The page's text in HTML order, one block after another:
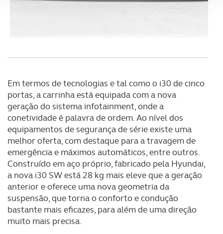
dados pessoais serão realizadas apenas com o seu
consentimento e quando tal se afigure estritamente
necessário no contexto dos serviços a prestar.
Realçamos que o bloqueio de certo tipo de Cookies e
tecnologias similares pode ter impacto na sua
experiência de navegação no Website e nos serviços
disponibilizados.
Consulte a política de cookies do site.
Em termos de tecnologias e tal como o i30 de cinco
portas, a carrinha está equipada com a nova
geração do sistema infotainment, onde a
conetividade é palavra de ordem. Ao nível dos
equipamentos de segurança de série existe uma
melhor oferta, com destaque para a travagem de
emergência e máximos automáticos, entre outros.
Construído em aço próprio, fabricado pela Hyundai,
a nova i30 SW está 28 kg mais eleve que a geração
anterior e oferece uma nova geometria da
suspensão, que torna o conforto e condução
bastante mais eficazes, para além de uma direção
muito mais precisa.